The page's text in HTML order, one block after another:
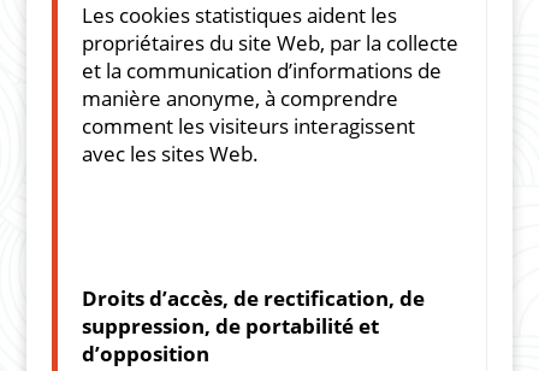
Les cookies statistiques aident les
propriétaires du site Web, par la collecte
et la communication d’informations de
manière anonyme, à comprendre
comment les visiteurs interagissent
avec les sites Web.
Droits d’accès, de rectification, de
suppression, de portabilité et
d’opposition